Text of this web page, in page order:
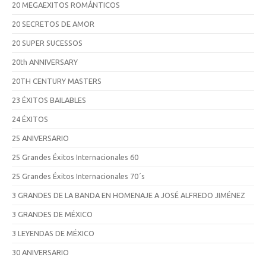
20 MEGAEXITOS ROMÁNTICOS
20 SECRETOS DE AMOR
20 SUPER SUCESSOS
20th ANNIVERSARY
20TH CENTURY MASTERS
23 ÉXITOS BAILABLES
24 ÉXITOS
25 ANIVERSARIO
25 Grandes Éxitos Internacionales 60
25 Grandes Éxitos Internacionales 70´s
3 GRANDES DE LA BANDA EN HOMENAJE A JOSÉ ALFREDO JIMÉNEZ
3 GRANDES DE MÉXICO
3 LEYENDAS DE MÉXICO
30 ANIVERSARIO